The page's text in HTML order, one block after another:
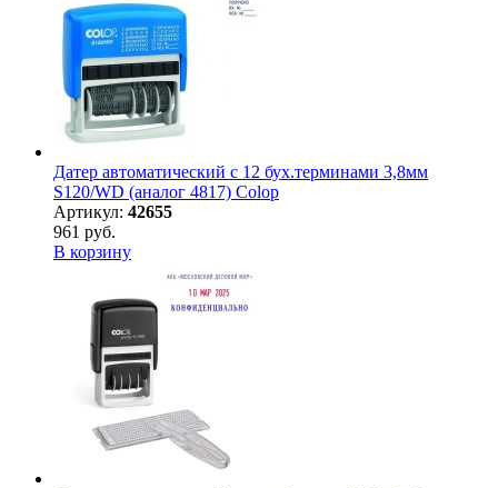
Датер автоматический с 12 бух.терминами 3,8мм
S120/WD (аналог 4817) Colop
Артикул: 42655
961 руб.
В корзину